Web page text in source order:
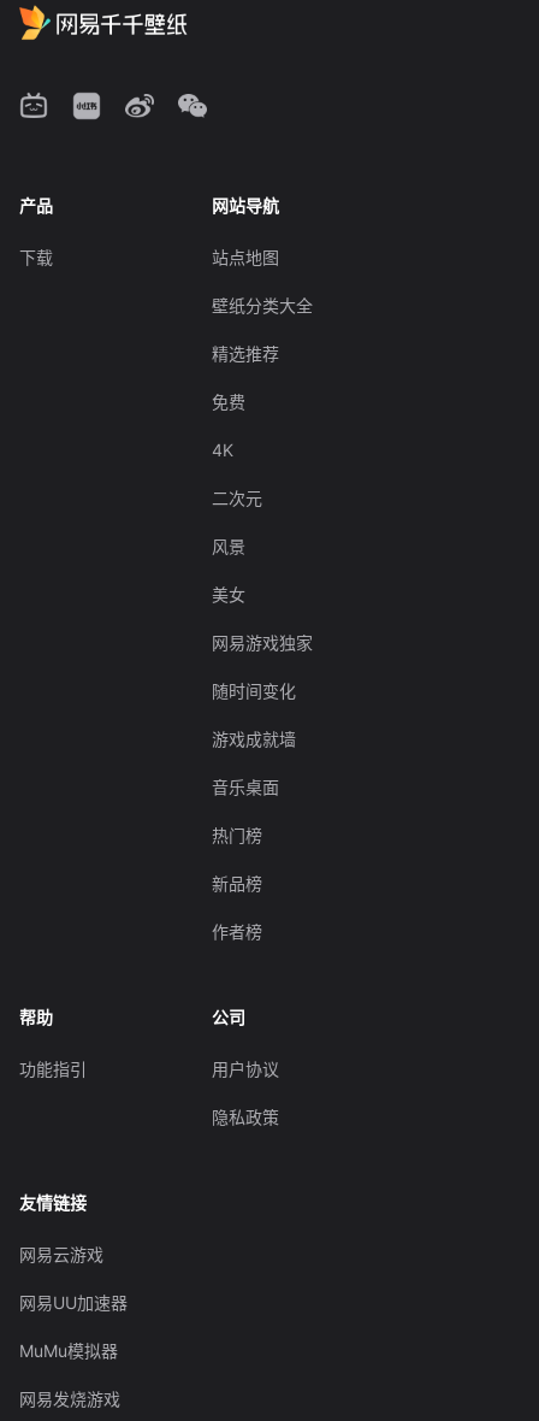
产品
下载
网站导航
站点地图
壁纸分类大全
精选推荐
免费
4K
二次元
风景
美女
网易游戏独家
随时间变化
游戏成就墙
音乐桌面
热门榜
新品榜
作者榜
帮助
功能指引
公司
用户协议
隐私政策
友情链接
网易云游戏
网易UU加速器
MuMu模拟器
网易发烧游戏